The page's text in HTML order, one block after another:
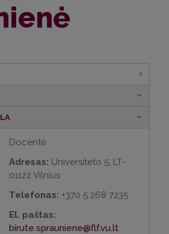
Docentė
Adresas: Universiteto 5, LT-
01122 Vilnius
Telefonas: +370 5 268 7235
El. paštas:
birute.sprauniene@flf.vu.lt